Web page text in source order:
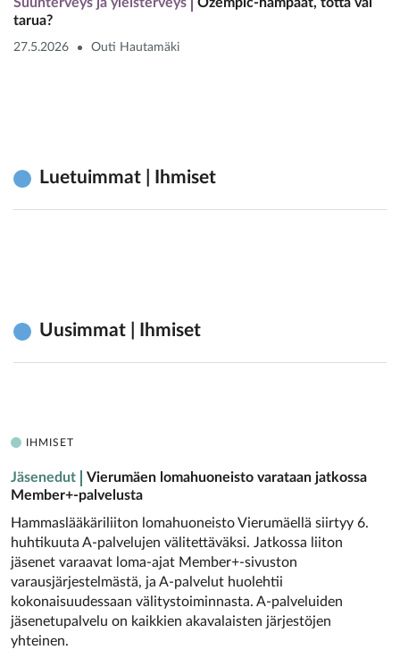
Suunterveys ja yleisterveys
Ozempic-hampaat, totta vai
tarua?
27.5.2026 Outi Hautamäki
Luetuimmat | Ihmiset
Uusimmat | Ihmiset
IHMISET
Jäsenedut
Vierumäen lomahuoneisto varataan ­jatkossa
Member+-palvelusta
Hammaslääkäriliiton lomahuoneisto Vierumäellä siirtyy 6.
huhtikuuta A-palvelujen välitettäväksi. Jatkossa liiton
jäsenet varaavat loma-ajat Member+-sivuston
varausjärjestelmästä, ja A-palvelut huolehtii
kokonaisuudessaan välitystoiminnasta. A-palveluiden
jäsenetupalvelu on kaikkien akavalaisten järjestöjen
yhteinen.